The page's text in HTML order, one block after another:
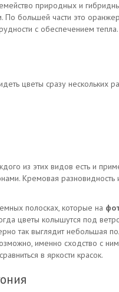
природных и
большей части это
с обеспечением
цветы сразу нескольких
из этих видов есть и
Кремовая
полосках, которые на
цветы колышутся под
так выглядит небольшая
именно сходство с
в яркости красок.